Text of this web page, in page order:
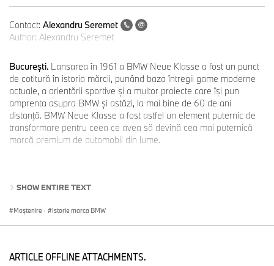
Contact: Alexandru Seremet
Author: Alexandru Seremet
Bucureşti. Lansarea în 1961 a BMW Neue Klasse a fost un punct
de cotitură în istoria mărcii, punând baza întregii game moderne
actuale, a orientării sportive şi a multor proiecte care îşi pun
amprenta asupra BMW şi astăzi, la mai bine de 60 de ani
distanţă. BMW Neue Klasse a fost astfel un element puternic de
transformare pentru ceea ce avea să devină cea mai puternică
marcă premium de automobil din lume.
premieră la lumină o serie de schiţe de design care dezvăluie
cum noua gamă de modele a fost creată. Este povestea unui efort
de aproape un deceniu care a implicat atât designeri ai mărcii, cât
surprinzătoare.
SHOW ENTIRE TEXT
Moștenire · Istorie marca BMW
ARTICLE OFFLINE ATTACHMENTS.